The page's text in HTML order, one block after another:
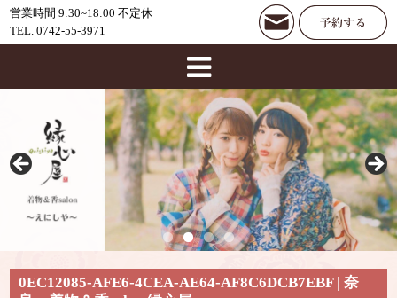
営業時間 9:30~18:00 不定休
TEL. 0742-55-3971
0EC12085-AFE6-4CEA-AE64-AF8C6DCB7EBF | 奈